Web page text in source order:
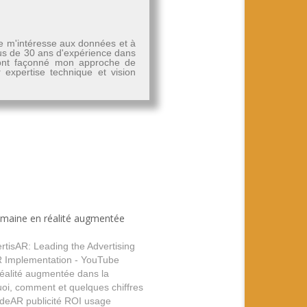
m'intéresse aux données et à
de 30 ans d'expérience dans
façonné mon approche de
technique et vision
en réalité augmentée
Leading the Advertising
Implementation - YouTube
augmentée dans la
comment et quelques chiffres
publicité ROI usage